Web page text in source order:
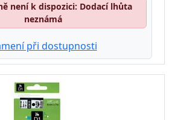
není k dispozici: Dodací lhůta
neznámá
při dostupnosti